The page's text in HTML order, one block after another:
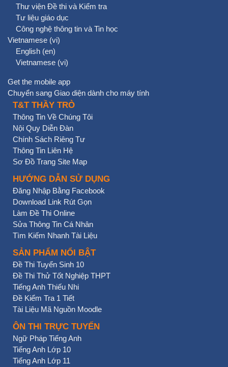
Thư viện Đề thi và Kiểm tra
Tư liệu giáo dục
Công nghệ thông tin và Tin học
Vietnamese ‎(vi)‎
English ‎(en)‎
Vietnamese ‎(vi)‎
Get the mobile app
Chuyển sang Giao diện dành cho máy tính
T&T THẦY TRÒ
Thông Tin Về Chúng Tôi
Nội Quy Diễn Đàn
Chính Sách Riêng Tư
Thông Tin Liên Hệ
Sơ Đồ Trang Site Map
HƯỚNG DẪN SỬ DỤNG
Đăng Nhập Bằng Facebook
Download Link Rút Gọn
Làm Đề Thi Online
Sửa Thông Tin Cá Nhân
Tìm Kiếm Nhanh Tài Liệu
SẢN PHẨM NỔI BẬT
Đề Thi Tuyển Sinh 10
Đề Thi Thử Tốt Nghiệp THPT
Tiếng Anh Thiếu Nhi
Đề Kiểm Tra 1 Tiết
Tài Liệu Mã Nguồn Moodle
ÔN THI TRỰC TUYẾN
Ngữ Pháp Tiếng Anh
Tiếng Anh Lớp 10
Tiếng Anh Lớp 11